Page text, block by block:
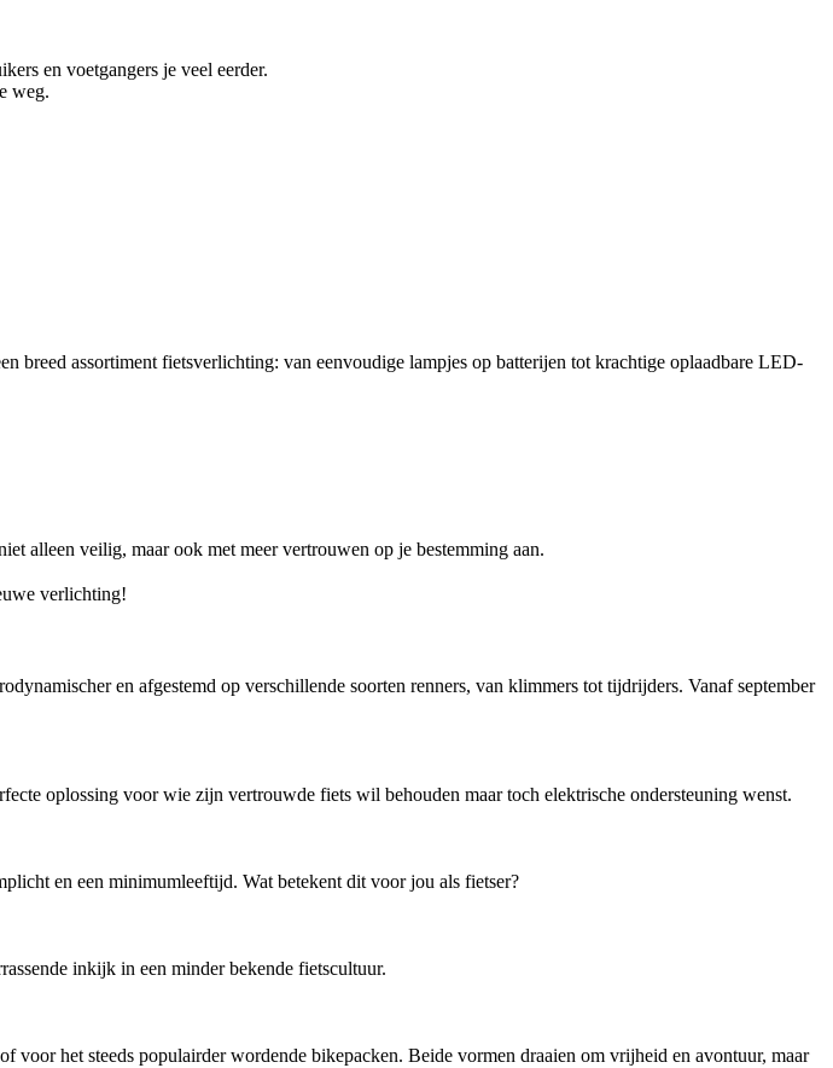
en voetgangers je veel eerder.
weg.
breed assortiment fietsverlichting: van eenvoudige lampjes op batterijen tot krachtige oplaadbare LED-
alleen veilig, maar ook met meer vertrouwen op je bestemming aan.
verlichting!
en afgestemd op verschillende soorten renners, van klimmers tot tijdrijders. Vanaf september
oplossing voor wie zijn vertrouwde fiets wil behouden maar toch elektrische ondersteuning wenst.
en een minimumleeftijd. Wat betekent dit voor jou als fietser?
inkijk in een minder bekende fietscultuur.
voor het steeds populairder wordende bikepacken. Beide vormen draaien om vrijheid en avontuur, maar